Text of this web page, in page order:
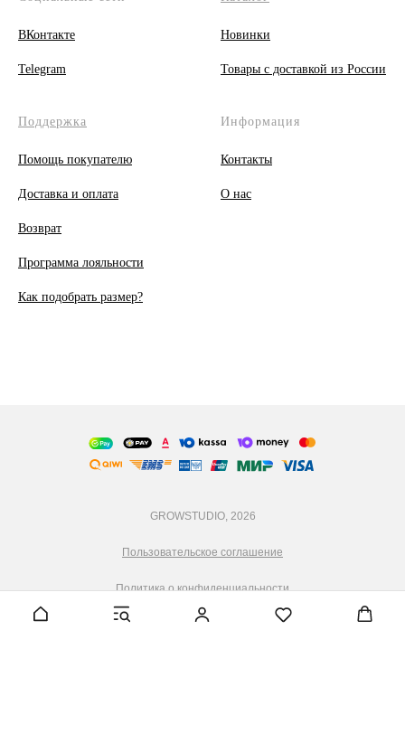
ВКонтакте
Telegram
Новинки
Товары с доставкой из России
Поддержка
Помощь покупателю
Доставка и оплата
Возврат
Программа лояльности
Как подобрать размер?
Информация
Контакты
О нас
GROWSTUDIO, 2026
Пользовательское соглашение
Политика о конфиденциальности